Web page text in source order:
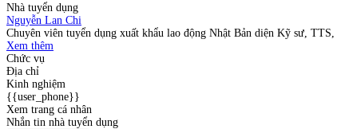
Nhà tuyển dụng
Nguyễn Lan Chi
Chuyên viên tuyển dụng xuất khẩu lao động Nhật Bản diện Kỹ sư,
Xem thêm
Chức vụ
Địa chỉ
Kinh nghiệm
{{user_phone}}
Xem trang cá nhân
Nhắn tin nhà tuyển dụng